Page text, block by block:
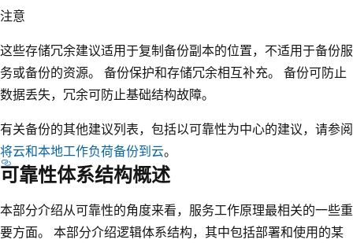
注意
这些存储冗余建议适用于复制备份副本的位置，不适用于备份服
务或备份的资源。 备份保护和存储冗余相互补充。 备份可防止
数据丢失，冗余可防止基础结构故障。
有关备份的其他建议列表，包括以可靠性为中心的建议，请参阅
将云和本地工作负荷备份到云。
可靠性体系结构概述
本部分介绍从可靠性的角度来看，服务工作原理最相关的一些重
要方面。 本部分介绍逻辑体系结构，其中包括部署和使用的某